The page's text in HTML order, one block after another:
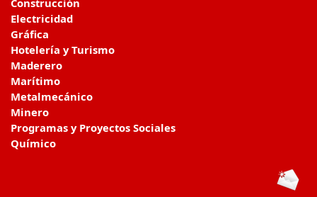
Construcción
Electricidad
Gráfica
Hotelería y Turismo
Maderero
Marítimo
Metalmecánico
Minero
Programas y Proyectos Sociales
Químico